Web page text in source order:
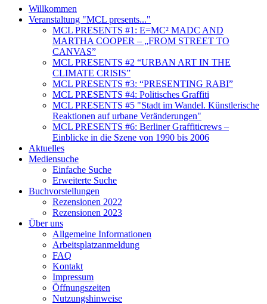
Willkommen
Veranstaltung "MCL presents..."
MCL PRESENTS #1: E=MC² MADC AND
MARTHA COOPER – „FROM STREET TO
CANVAS”
MCL PRESENTS #2 “URBAN ART IN THE
CLIMATE CRISIS”
MCL PRESENTS #3: “PRESENTING RABI”
MCL PRESENTS #4: Politisches Graffiti
MCL PRESENTS #5 "Stadt im Wandel. Künstlerische
Reaktionen auf urbane Veränderungen"
MCL PRESENTS #6: Berliner Graffiticrews –
Einblicke in die Szene von 1990 bis 2006
Aktuelles
Mediensuche
Einfache Suche
Erweiterte Suche
Buchvorstellungen
Rezensionen 2022
Rezensionen 2023
Über uns
Allgemeine Informationen
Arbeitsplatzanmeldung
FAQ
Kontakt
Impressum
Öffnungszeiten
Nutzungshinweise